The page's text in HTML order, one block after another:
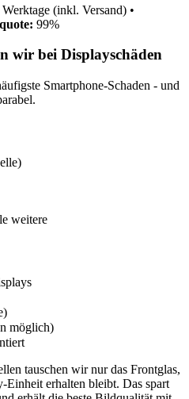
(inkl. Versand) •
99%
wir bei Displayschäden
Smartphone-Schaden - und
weitere
möglich)
tauschen wir nur das Frontglas,
Einheit erhalten bleibt. Das spart